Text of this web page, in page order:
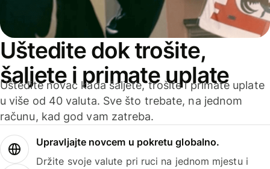
Uštedite dok trošite,
šaljete i primate uplate
Uštedite novac kada šaljete, trošite i primate uplate
u više od 40 valuta. Sve što trebate, na jednom
računu, kad god vam zatreba.
Upravljajte novcem u pokretu globalno.
Držite svoje valute pri ruci na jednom mjestu i